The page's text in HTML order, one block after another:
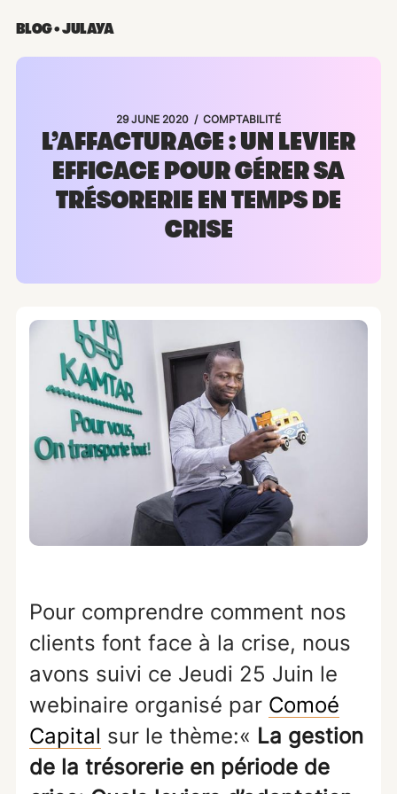
BLOG • JULAYA
29 JUNE 2020 / COMPTABILITÉ
L’AFFACTURAGE : UN LEVIER
EFFICACE POUR GÉRER SA
TRÉSORERIE EN TEMPS DE
CRISE
Pour comprendre comment nos
clients font face à la crise, nous
avons suivi ce Jeudi 25 Juin le
webinaire organisé par Comoé
Capital sur le thème:« La gestion
de la trésorerie en période de